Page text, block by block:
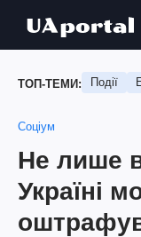
ТОП-ТЕМИ: Події
Соціум
Не лише
Україні